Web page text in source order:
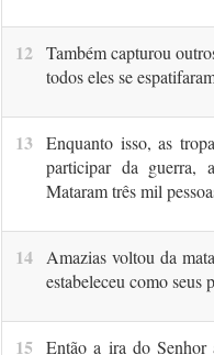
12 Também capturou
todos eles se
13 Enquanto isso, as
participar da guerra,
Mataram três mil
14 Amazias voltou da
estabeleceu como seus
15 Então a ira do Senhor